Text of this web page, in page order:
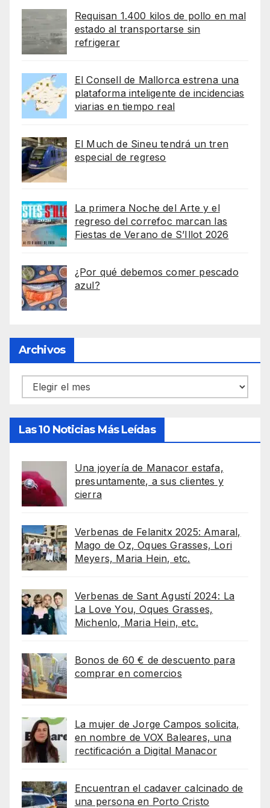
Requisan 1.400 kilos de pollo en mal
estado al transportarse sin
refrigerar
El Consell de Mallorca estrena una
plataforma inteligente de incidencias
viarias en tiempo real
El Much de Sineu tendrá un tren
especial de regreso
La primera Noche del Arte y el
regreso del correfoc marcan las
Fiestas de Verano de S’Illot 2026
¿Por qué debemos comer pescado
azul?
Archivos
Archivos
Las 10 Noticias Más Leídas
Una joyería de Manacor estafa,
presuntamente, a sus clientes y
cierra
Verbenas de Felanitx 2025: Amaral,
Mago de Oz, Oques Grasses, Lori
Meyers, Maria Hein, etc.
Verbenas de Sant Agustí 2024: La
La Love You, Oques Grasses,
Michenlo, Maria Hein, etc.
Bonos de 60 € de descuento para
comprar en comercios
La mujer de Jorge Campos solicita,
en nombre de VOX Baleares, una
rectificación a Digital Manacor
Encuentran el cadaver calcinado de
una persona en Porto Cristo